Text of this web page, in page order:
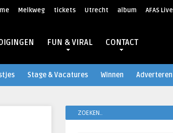
Melkweg tickets Utrecht album AFAS Live
FUN & VIRAL CONTACT
Stage & Vacatures Winnen Adverteren
ZOEKEN..